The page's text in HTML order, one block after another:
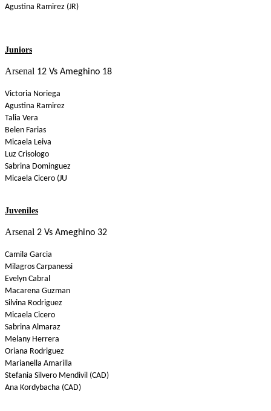
Agustina Ramirez (JR)
Juniors
Arsenal 12 Vs Ameghino 18
Victoria Noriega
Agustina Ramirez
Talia Vera
Belen Farias
Micaela Leiva
Luz Crisologo
Sabrina Dominguez
Micaela Cicero (JU
Juveniles
Arsenal 2 Vs Ameghino 32
Camila Garcia
Milagros Carpanessi
Evelyn Cabral
Macarena Guzman
Silvina Rodriguez
Micaela Cicero
Sabrina Almaraz
Melany Herrera
Oriana Rodriguez
Marianella Amarilla
Stefania Silvero Mendivil (CAD)
Ana Kordybacha (CAD)